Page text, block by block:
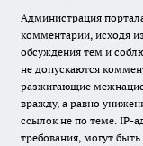
Администрация
комментарии, исходя
обсуждения тем и
не допускаются
разжигающие
вражду, а равно
ссылок не по теме. IP-
требования, могут